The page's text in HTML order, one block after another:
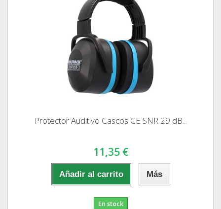
Protector Auditivo Cascos CE SNR 29 dB...
11,35 €
Añadir al carrito Más
En stock